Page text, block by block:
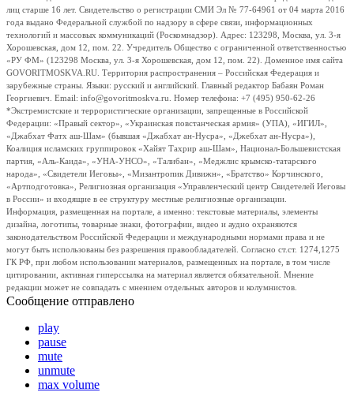
лиц старше 16 лет. Свидетельство о регистрации СМИ Эл № 77-64961 от 04 марта 2016
года выдано Федеральной службой по надзору в сфере связи, информационных
технологий и массовых коммуникаций (Роскомнадзор). Адрес: 123298, Москва, ул. 3-я
Хорошевская, дом 12, пом. 22. Учредитель Общество с ограниченной ответственностью
«РУ ФМ» (123298 Москва, ул. 3-я Хорошевская, дом 12, пом. 22). Доменное имя сайта
GOVORITMOSKVA.RU. Территория распространения – Российская Федерация и
зарубежные страны. Языки: русский и английский. Главный редактор Бабаян Роман
Георгиевич. Email: info@govoritmoskva.ru. Номер телефона: +7 (495) 950-62-26
*Экстремистские и террористические организации, запрещенные в Российской
Федерации: «Правый сектор», «Украинская повстанческая армия» (УПА), «ИГИЛ»,
«Джабхат Фатх аш-Шам» (бывшая «Джабхат ан-Нусра», «Джебхат ан-Нусра»),
Коалиция исламских группировок «Хайят Тахрир аш-Шам», Национал-Большевистская
партия, «Аль-Каида», «УНА-УНСО», «Талибан», «Меджлис крымско-татарского
народа», «Свидетели Иеговы», «Мизантропик Дивижн», «Братство» Корчинского,
«Артподготовка», Религиозная организация «Управленческий центр Свидетелей Иеговы
в России» и входящие в ее структуру местные религиозные организации.
Информация, размещенная на портале, а именно: текстовые материалы, элементы
дизайна, логотипы, товарные знаки, фотографии, видео и аудио охраняются
законодательством Российской Федерации и международными нормами права и не
могут быть использованы без разрешения правообладателей. Согласно ст.ст. 1274,1275
ГК РФ, при любом использовании материалов, размещенных на портале, в том числе
цитировании, активная гиперссылка на материал является обязательной. Мнение
редакции может не совпадать с мнением отдельных авторов и колумнистов.
Сообщение отправлено
play
pause
mute
unmute
max volume